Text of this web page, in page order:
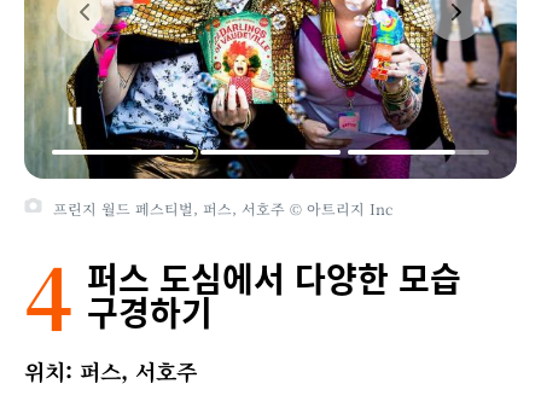
프린지 월드 페스티벌, 퍼스, 서호주 © 아트리지 Inc
4 퍼스 도심에서 다양한 모습
구경하기
위치: 퍼스, 서호주